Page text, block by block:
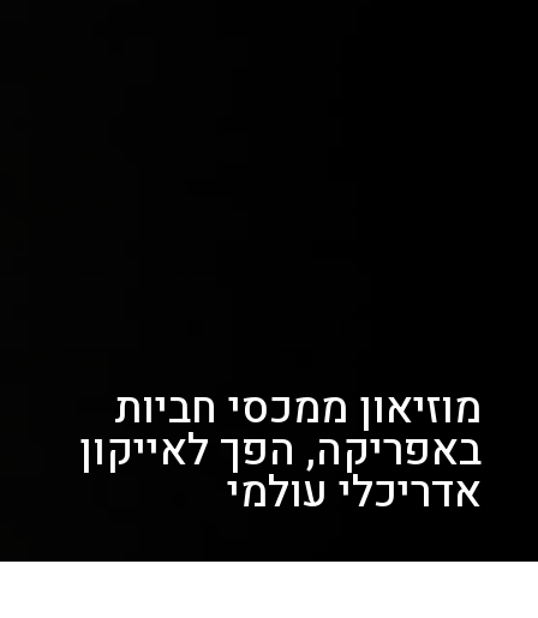
מוזיאון ממכסי חביות
באפריקה, הפך לאייקון
אדריכלי עולמי